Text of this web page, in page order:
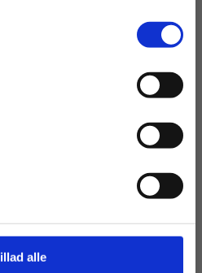
alle
lykkedes